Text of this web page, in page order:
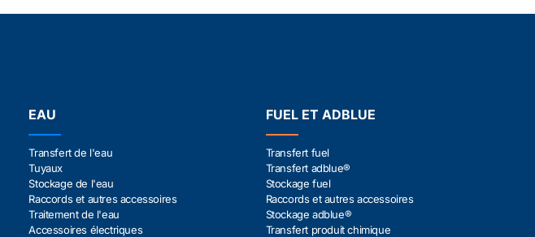
EAU
Transfert de l'eau
Tuyaux
Stockage de l'eau
Raccords et autres accessoires
Traitement de l'eau
Accessoires électriques
FUEL ET ADBLUE
Transfert fuel
Transfert adblue®
Stockage fuel
Raccords et autres accessoires
Stockage adblue®
Transfert produit chimique